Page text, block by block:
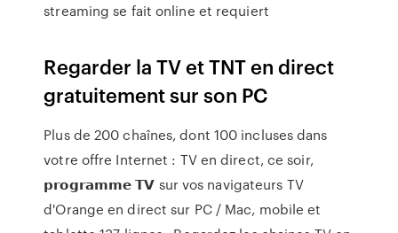
streaming se fait online et requiert
Regarder la TV et TNT en direct
gratuitement sur son PC
Plus de 200 chaînes, dont 100 incluses dans
votre offre Internet : TV en direct, ce soir,
𝗽𝗿𝗼𝗴𝗿𝗮𝗺𝗺𝗲 𝗧𝗩 sur vos navigateurs TV
d'Orange en direct sur PC / Mac, mobile et